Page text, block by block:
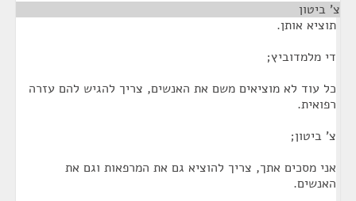
צ' ביטון
תוציא אותן.
די מלמדוביץ;
כל עוד לא מוציאים משם את האנשים, צריך להגיש להם עזרה
רפואית.
צ' ביטון;
אני מסכים אתך, צריך להוציא גם את המרפאות וגם את
האנשים.